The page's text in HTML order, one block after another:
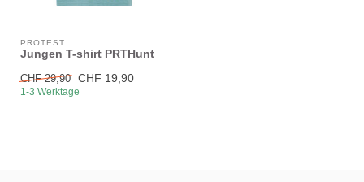
PROTEST
Jungen T-shirt PRTHunt
CHF 29,90 CHF 19,90
1-3 Werktage